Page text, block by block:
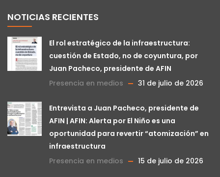
NOTICIAS RECIENTES
El rol estratégico de la infraestructura:
cuestión de Estado, no de coyuntura, por
Juan Pacheco, presidente de AFIN
Presencia en medios
31 de julio de 2026
Entrevista a Juan Pacheco, presidente de
AFIN | AFIN: Alerta por El Niño es una
oportunidad para revertir “atomización” en
infraestructura
Presencia en medios
15 de julio de 2026